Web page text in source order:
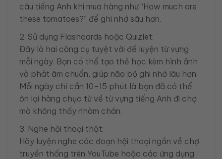
câu tiếng Anh khi mua hàng như “How much are
these tomatoes?” để ghi nhớ sâu hơn.
2. Sử dụng Flashcards hoặc Quizlet:
Đây là hai công cụ tuyệt vời để luyện từ vựng
mỗi ngày. Bạn có thể tạo thẻ học kèm hình ảnh
và phát âm chuẩn, giúp não bộ ghi nhớ lâu hơn.
Mỗi ngày chỉ cần 10–15 phút là bạn đã có thể
ôn lại hàng chục từ về từ vựng tiếng Anh đi chợ
mà không thấy nhàm chán.
3. Nghe hội thoại thật:
Hãy luyện nghe các đoạn hội thoại ngắn về chợ
truyền thống trên YouTube hoặc các ứng dụng